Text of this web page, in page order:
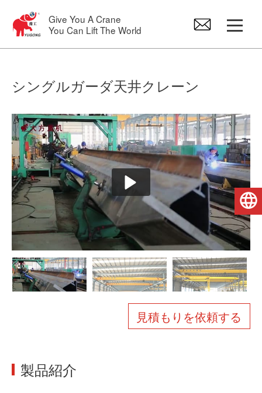
Give You A Crane
You Can Lift The World
ジブクレーン
電気ホイスト
クレーンのスペアパーツ
会社概要
ニュース
シングルガーダ天井クレーン
見積もりを依頼する
製品紹介
日本語